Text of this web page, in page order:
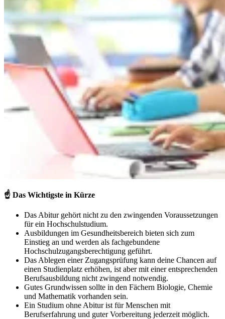
☝️ Das Wichtigste in Kürze
Das Abitur gehört nicht zu den zwingenden Voraussetzungen
für ein Hochschulstudium.
Ausbildungen im Gesundheitsbereich bieten sich zum
Einstieg an und werden als fachgebundene
Hochschulzugangsberechtigung geführt.
Das Ablegen einer Zugangsprüfung kann deine Chancen auf
einen Studienplatz erhöhen, ist aber mit einer entsprechenden
Berufsausbildung nicht zwingend notwendig.
Gutes Grundwissen sollte in den Fächern Biologie, Chemie
und Mathematik vorhanden sein.
Ein Studium ohne Abitur ist für Menschen mit
Berufserfahrung und guter Vorbereitung jederzeit möglich.